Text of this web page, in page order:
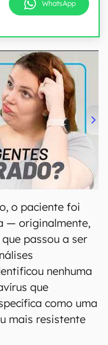
WhatsApp
o paciente foi
— originalmente,
que passou a ser
nenhuma
que
como uma
mais resistente